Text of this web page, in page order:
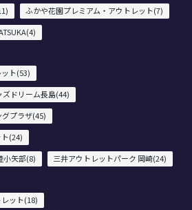
ふかや花園プレミアム・アウトレット(7)
ト(53)
ズドリーム長島(44)
プラザ(45)
(24)
小矢部(8)
三井アウトレットパーク 岡崎(24)
ット(18)